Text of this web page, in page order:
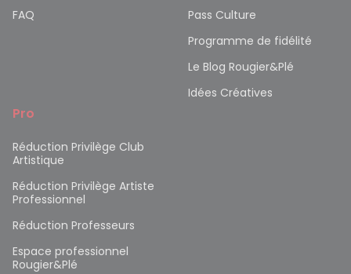
FAQ
Pass Culture
Programme de fidélité
Le Blog Rougier&Plé
Idées Créatives
Pro
Réduction Privilège Club
Artistique
Réduction Privilège Artiste
Professionnel
Réduction Professeurs
Espace professionnel
Rougier&Plé